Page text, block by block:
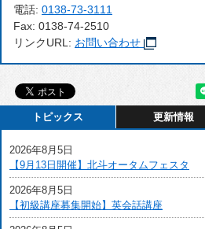
電話: 0138-73-3111
Fax: 0138-74-2510
リンクURL: お問い合わせ
トピックス 更新情報
2026年8月5日
【9月13日開催】北斗オータムフェスタ
2026年8月5日
【初級講座募集開始】英会話講座